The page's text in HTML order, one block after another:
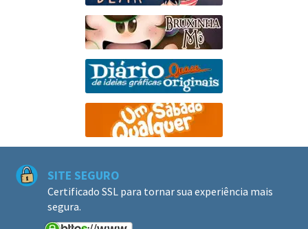
SITE SEGURO
Certificado SSL para tornar sua experiência mais
segura.